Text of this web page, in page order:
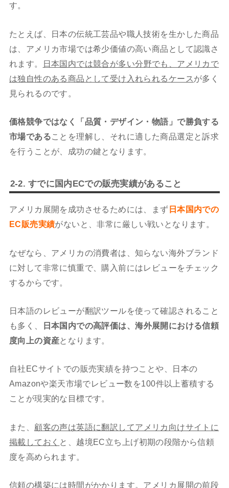
す。
たとえば、日本の伝統工芸品や職人技術を生かした商品
は、アメリカ市場では希少価値の高い商品として認識さ
れます。
日本国内では競合が多い分野でも、アメリカで
は独自性のある商品として受け入れられるケース が多く
見られるのです。
価格競争ではなく「品質・デザイン・物語」で勝負する
市場であることを理解し、それに適した商品選定と訴求
を行うことが、成功の鍵となります。
2-2. すでに国内ECでの販売実績があること
アメリカ展開を成功させるためには、まず 日本国内での
EC販売実績がないと、非常に厳しい戦いとなります。
なぜなら、アメリカの消費者は、知らない海外ブランド
に対して非常に慎重で、購入前にはレビューをチェック
するからです。
日本語のレビューが翻訳ツールを使って確認されること
も多く、
日本国内での高評価は、海外展開における信頼
度向上の資産となります。
自社ECサイトでの販売実績を持つことや、日本の
Amazonや楽天市場でレビュー数を100件以上蓄積する
ことが現実的な目標です。
また、 顧客の声は英語に翻訳してアメリカ向けサイトに
掲載しておく と、越境EC立ち上げ初期の段階から信頼
度を高められます。
信頼の構築には時間がかかります。アメリカ展開の前段